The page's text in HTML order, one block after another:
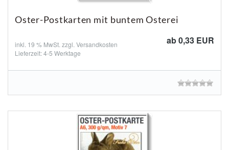
Oster-Postkarten mit buntem Osterei
ab 0,33 EUR
inkl. 19 % MwSt. zzgl. Versandkosten
Lieferzeit: 4-5 Werktage